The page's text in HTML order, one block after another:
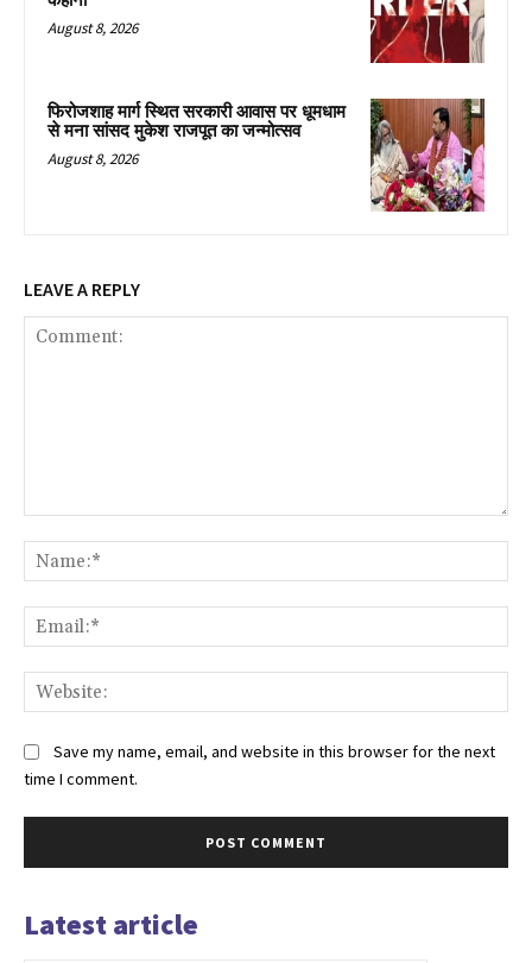
August 8, 2026
फिरोजशाह मार्ग स्थित सरकारी आवास पर धूमधाम
से मना सांसद मुकेश राजपूत का जन्मोत्सव
August 8, 2026
LEAVE A REPLY
Save my name, email, and website in this browser for the next
time I comment.
Latest article